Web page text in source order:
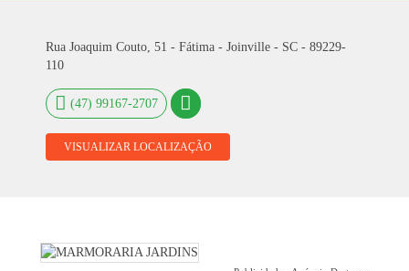
Rua Joaquim Couto, 51 - Fátima - Joinville - SC - 89229-
110
(47) 99167-2707
VISUALIZAR LOCALIZAÇÃO